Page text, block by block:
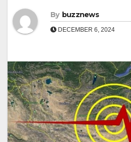
By buzznews
DECEMBER 6, 2024